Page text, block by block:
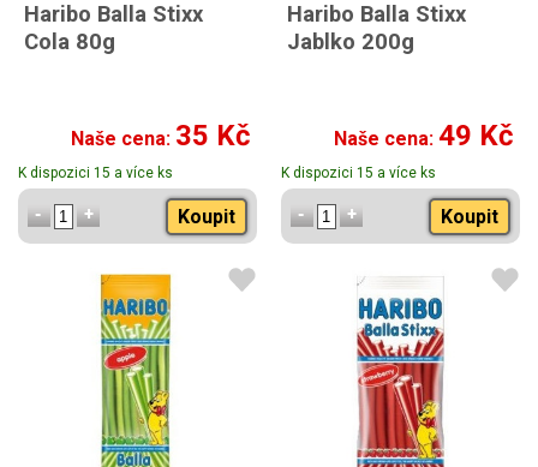
Haribo Balla Stixx
Cola 80g
Naše cena: 35 Kč
K dispozici 15 a více ks
Koupit
Haribo Balla Stixx
Jablko 200g
Naše cena: 49 Kč
K dispozici 15 a více ks
Koupit